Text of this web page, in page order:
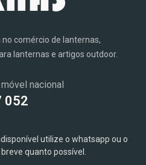
comércio de lanternas,
lanternas e artigos outdoor.
nacional
052
utilize o whatsapp ou o
quanto possível.